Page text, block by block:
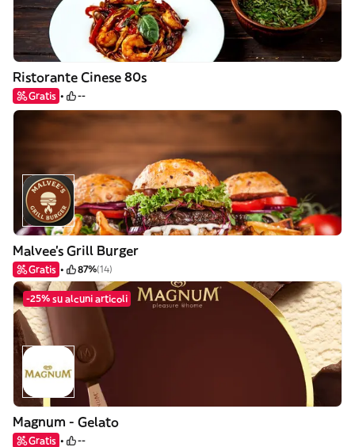
Ristorante Cinese 80s
Gratis --
Malvee’s Grill Burger
Gratis 87%(14)
-25% su alcuni articoli
Magnum - Gelato
Gratis --